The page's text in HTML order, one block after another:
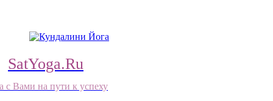
SatYoga.Ru
с Вами на пути к успеху